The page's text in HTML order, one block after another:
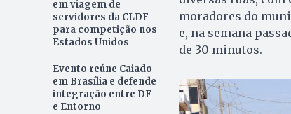
em viagem de
servidores da CLDF
para competição nos
Estados Unidos
Evento reúne Caiado
em Brasília e defende
integração entre DF
e Entorno
moradores do
e, na semana
de 30 minutos.